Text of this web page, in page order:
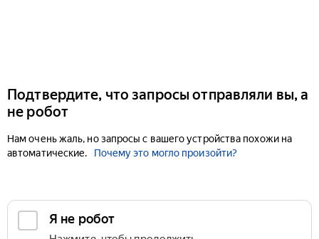
Подтвердите, что запросы отправляли вы, а
не робот
Нам очень жаль, но запросы с вашего устройства похожи на
автоматические.
Почему это могло произойти?